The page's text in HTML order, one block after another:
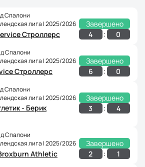
Спалони
лига | 2025/2026
Завершено
Строллерс
4 : 0
Спалони
лига | 2025/2026
Завершено
Строллерс
6 : 0
Спалони
лига | 2025/2026
Завершено
- Берик
3 : 4
Спалони
лига | 2025/2026
Завершено
Athletic
2 : 1